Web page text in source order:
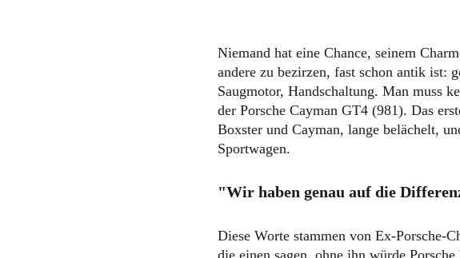
Niemand hat eine Chance, seinem
andere zu bezirzen, fast schon antik ist:
Saugmotor, Handschaltung. Man muss
der Porsche Cayman GT4 (981). Das
Boxster und Cayman, lange belächelt,
Sportwagen.
"Wir haben genau auf die
Diese Worte stammen von Ex-Porsche-